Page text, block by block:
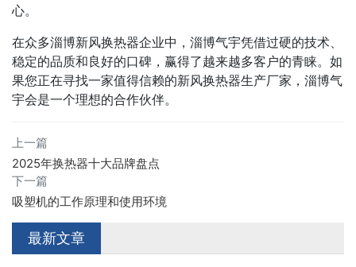
心。
在众多淄博新风换热器企业中，淄博气宇凭借过硬的技术、
稳定的品质和良好的口碑，赢得了越来越多客户的青睐。如
果您正在寻找一家值得信赖的新风换热器生产厂家，淄博气
宇会是一个理想的合作伙伴。
上一篇
2025年换热器十大品牌盘点
下一篇
吸塑机的工作原理和使用环境
最新文章